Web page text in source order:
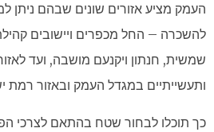
העמק מציע אזורים שונים שבהם ניתן
להשכרה – החל מכפרים ויישובים
שמשית, חנתון ויקנעם מושבה, ועד
ותעשייתיים במגדל העמק ובאזור רמת
כך תוכלו לבחור שטח בהתאם לצרכי